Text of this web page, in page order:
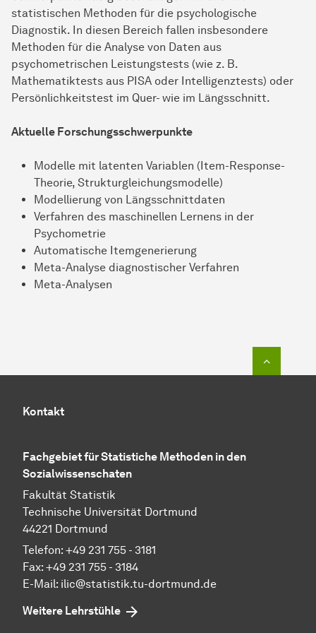
statistischen Methoden für die psychologische
Diagnostik. In diesen Bereich fallen insbesondere
Methoden für die Analyse von Daten aus
psychometrischen Leistungstests (wie z. B.
Mathematiktests aus PISA oder Intelligenztests) oder
Persönlichkeitstest im Quer- wie im Längsschnitt.
Aktuelle Forschungsschwerpunkte
Modelle mit latenten Variablen (Item-Response-
Theorie, Strukturgleichungsmodelle)
Modellierung von Längsschnittdaten
Verfahren des maschinellen Lernens in der
Psychometrie
Automatische Itemgenerierung
Meta-Analyse diagnostischer Verfahren
Meta-Analysen
Kontakt
Fachgebiet für Statistiche Methoden in den
Sozialwissenschaten
Fakultät Statistik
Technische Universität Dortmund
44221 Dortmund
Telefon: +49 231 755 - 3181
Fax: +49 231 755 - 3184
E-Mail: ilic@statistik.tu-dortmund.de
Weitere Lehrstühle